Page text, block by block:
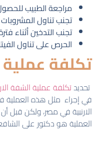
مراجعة الطبيب
تجنب تناول
تجنب التدخين أثناء
الحرص على تناول
تكلفة عملية
تحديدتكلفة عملية الشفة
في إجراء مثل هذه العملية
الارنبية في مصر، ولكن قبل
العملية هو دكتور على